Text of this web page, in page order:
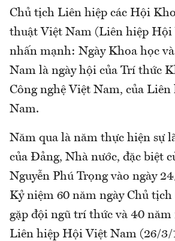
Chủ tịch Liên hiệp các Hội
thuật Việt Nam (Liên hiệp Hội
nhấn mạnh: Ngày Khoa học
Nam là ngày hội của Trí thức
Công nghệ Việt Nam, của
Nam.
Năm qua là năm thực hiện sự
của Đảng, Nhà nước, đặc biệt
Nguyễn Phú Trọng vào ngày
Kỷ niệm 60 năm ngày Chủ
gặp đội ngũ trí thức và 40 năm
Liên hiệp Hội Việt Nam (26/3/